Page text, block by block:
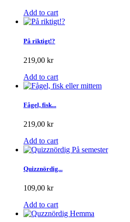
Add to cart
På riktigt!?
219,00 kr
Add to cart
Fågel, fisk...
219,00 kr
Add to cart
Quizznördig...
109,00 kr
Add to cart